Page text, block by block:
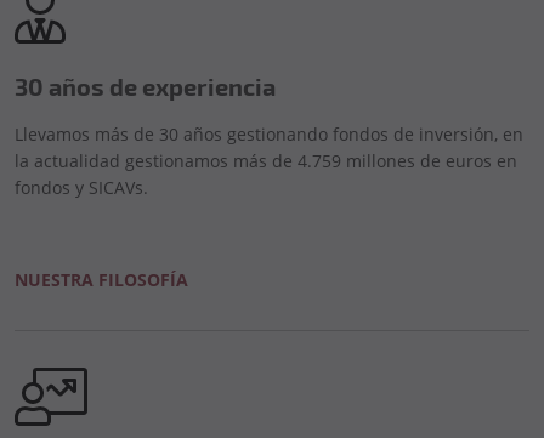
30 años de experiencia
Llevamos más de 30 años gestionando fondos de inversión, en
la actualidad gestionamos más de 4.759 millones de euros en
fondos y SICAVs.
NUESTRA FILOSOFÍA